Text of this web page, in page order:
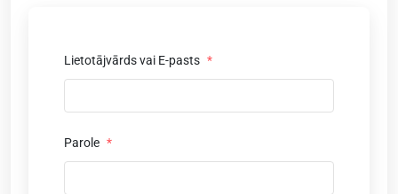
Lietotājvārds vai E-pasts *
Parole *